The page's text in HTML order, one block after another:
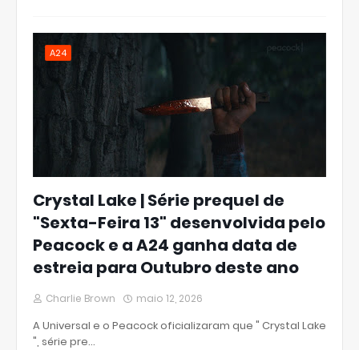
A24
Crystal Lake | Série prequel de
"Sexta-Feira 13" desenvolvida pelo
Peacock e a A24 ganha data de
estreia para Outubro deste ano
Charlie Brown maio 12, 2026
A Universal e o Peacock oficializaram que " Crystal Lake
", série pre…